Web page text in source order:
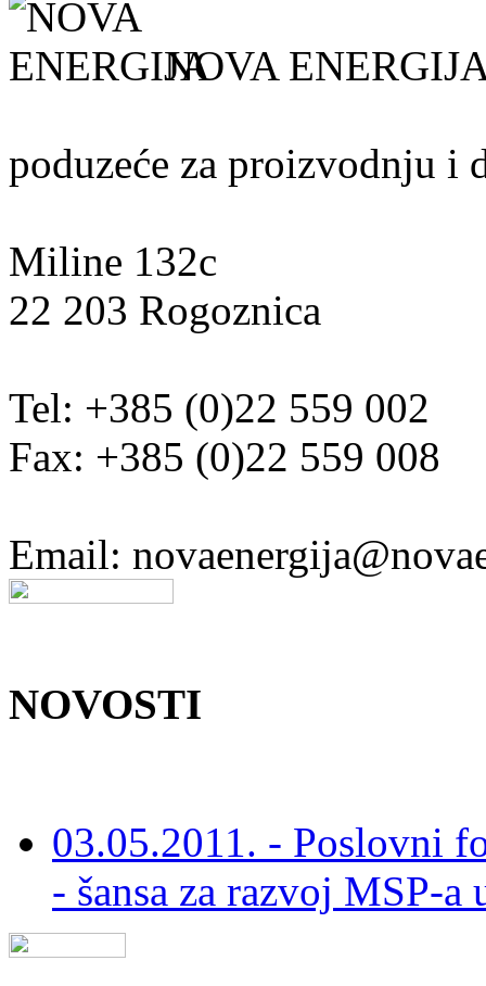
NOVA
poduzeće za proizvodnju i
Miline 132c
22 203 Rogoznica
Tel: +385 (0)22 559 002
Fax: +385 (0)22 559 008
Email:
NOVOSTI
03.05.2011. - Poslovni
- šansa za razvoj MSP-a